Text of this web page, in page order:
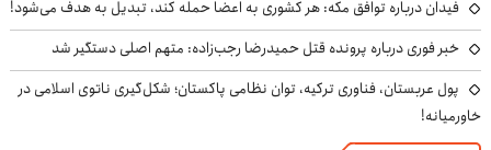
فیدان درباره توافق مکه: هر کشوری به اعضا حمله کند، تبدیل به هدف می‌شود!
خبر فوری درباره پرونده قتل حمیدرضا رجب‌زاده: متهم اصلی دستگیر شد
پول عربستان، فناوری ترکیه، توان نظامی پاکستان؛ شکل‌گیری ناتوی اسلامی در
خاورمیانه!